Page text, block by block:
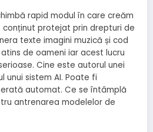
rapid modul în care creăm
conținut protejat prin drepturi de
texte imagini muzică și cod
de oameni iar acest lucru
Cine este autorul unei
unui sistem AI. Poate fi
automat. Ce se întâmplă
antrenarea modelelor de